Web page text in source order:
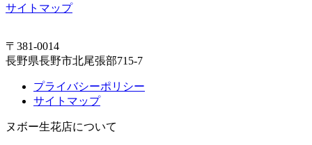
サイトマップ
〒381-0014
長野県長野市北尾張部715-7
プライバシーポリシー
サイトマップ
ヌボー生花店について